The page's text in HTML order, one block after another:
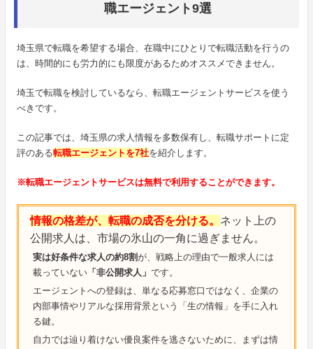
職エージェント9選
埼玉県で転職を希望する場合、在職中にひとりで転職活動を行うの
は、時間的にも労力的にも限度があるためオススメできません。
埼玉で転職を検討しているなら、転職エージェントサービスを使う
べきです。
この記事では、埼玉県の求人情報を多数保有し、転職サポートに定
評のある転職エージェントを7社を紹介します。
※転職エージェントサービスは無料で利用することができます。
情報の格差が、転職の成否を分ける。 ネット上の
公開求人は、市場の氷山の一角に過ぎません。
実は好条件な求人の約8割が、戦略上の理由で一般求人には
載っていない「非公開求人」 です。
エージェントへの登録は、単なる応募窓口ではなく、企業の
内部事情やリアルな採用背景という「生の情報」を手に入れ
る鍵。
自力では辿り着けない優良案件を逃さないために、まずは情